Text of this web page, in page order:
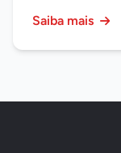
Saiba mais